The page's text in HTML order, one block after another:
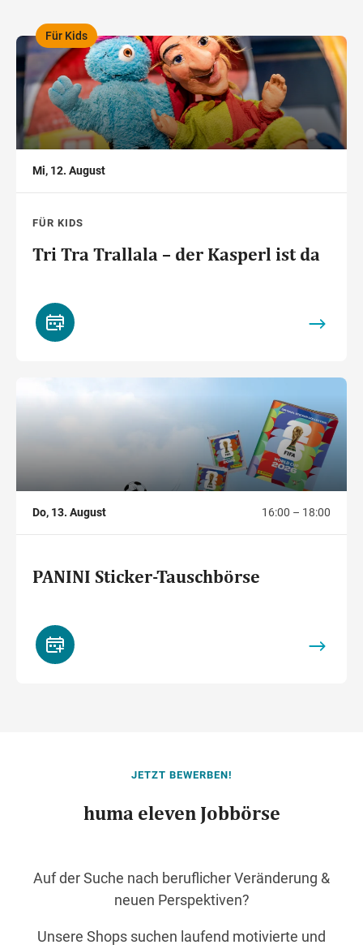
,
Für Kids
Mi, 12. August
FÜR KIDS
Tri Tra Trallala – der Kasperl ist da
Do, 13. August 16:00 – 18:00
PANINI Sticker-Tauschbörse
JETZT BEWERBEN!
huma eleven Jobbörse
Auf der Suche nach beruflicher Veränderung &
neuen Perspektiven?
Unsere Shops suchen laufend motivierte und